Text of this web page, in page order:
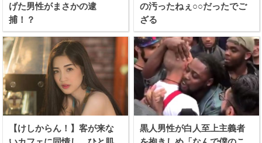
げた男性がまさかの逮
捕！？
の汚ったねぇ○○だったでご
ざる
【けしからん！】客が来な
黒人男性が白人至上主義者